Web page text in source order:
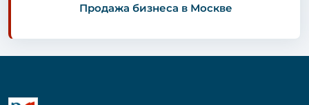
Продажа бизнеса в Москве